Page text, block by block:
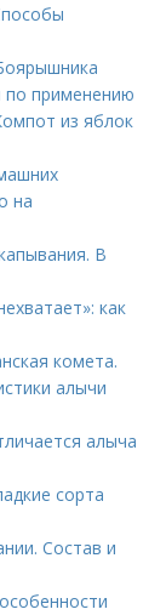
по применению
из яблок
на
В
как
комета.
алычи
алыча
сорта
Состав и